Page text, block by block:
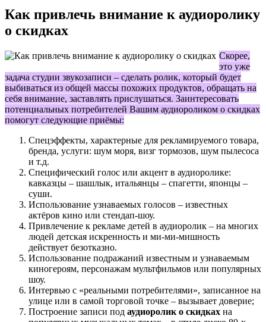
Как привлечь внимание к аудиоролику
о скидках
Скорее,
это уже
задача студии звукозаписи – сделать ролик, который будет
выбиваться из общей массы похожих продуктов, обращать на
себя внимание, заставлять прислушаться. Заинтересовать
потенциальных потребителей Вашим аудиороликом о скидках
помогут следующие приёмы:
Спецэффекты, характерные для рекламируемого товара,
бренда, услуги: шум моря, визг тормозов, шум пылесоса
и т.д.
Специфический голос или акцент в аудиоролике:
кавказцы – шашлык, итальянцы – спагетти, японцы –
суши.
Использование узнаваемых голосов – известных
актёров кино или стендап-шоу.
Привлечение к рекламе детей в аудиоролик – на многих
людей детская искренность и ми-ми-мишность
действует безотказно.
Использование подражаний известным и узнаваемым
киногероям, персонажам мультфильмов или популярных
шоу.
Интервью с «реальными потребителями», записанное на
улице или в самой торговой точке – вызывает доверие;
Построение записи под аудиоролик о скидках на